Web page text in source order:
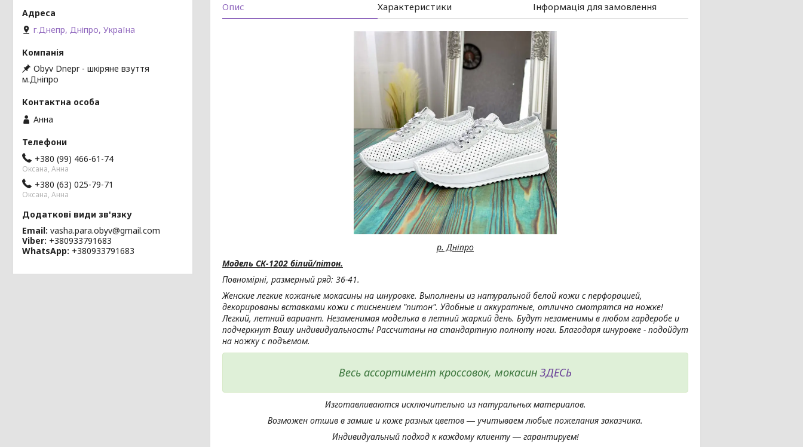
Опис Характеристики Інформація для замовлення
р. Дніпро
Модель СК-1202 білий/пітон.
Повномірні, размерный ряд: 36-41.
Женские легкие кожаные мокасины на шнуровке. Выполнены из натуральной белой кожи с перфорацией,
декорированы вставками кожи с тиснением "питон". Удобные и аккуратные, отлично смотрятся на ножке!
Легкий, летний вариант. Незаменимая моделька в летний жаркий день. Будут незаменимы в любом гардеробе и
подчеркнут Вашу индивидуальность! Рассчитаны на стандартную полноту ноги. Благодаря шнуровке - подойдут
на ножку с подъемом.
Весь ассортимент кроссовок, мокасинЗДЕСЬ
Изготавливаются исключительно из натуральных материалов.
Возможен отшив в замше и коже разных цветов ― учитываем любые пожелания заказчика.
Индивидуальный подход к каждому клиенту ― гарантируем!
г.Днепр, Дніпро, Україна
Obyv Dnepr - шкіряне взуття
м.Дніпро
Анна
+380 (99) 466-61-74
Оксана, Анна
+380 (63) 025-79-71
Оксана, Анна
Email vasha.para.obyv@gmail.com
Viber +380933791683
WhatsApp +380933791683